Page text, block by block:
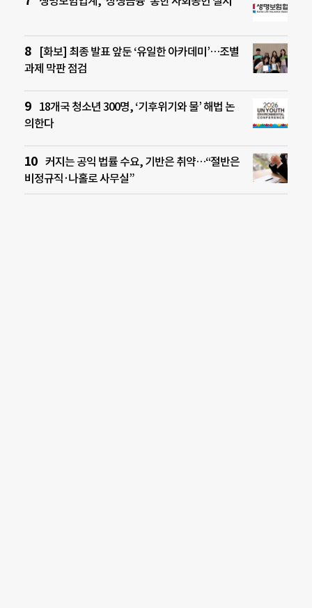
[화보] 최종 발표 앞둔 ‘유일한 아카데미’…조별
과제 막판 점검
18개국 청소년 300명, ‘기후위기와 물’ 해법 논
의한다
커지는 공익 법률 수요, 기반은 취약…“절반은
비정규직·나홀로 사무실”